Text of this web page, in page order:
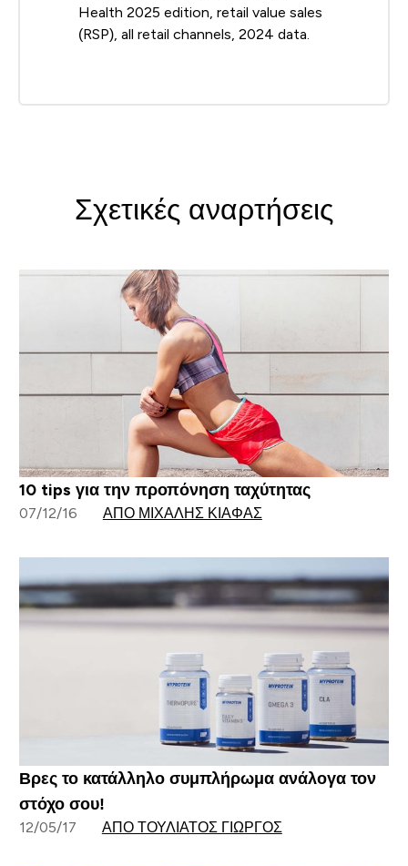
Health 2025 edition, retail value sales
(RSP), all retail channels, 2024 data.
Σχετικές αναρτήσεις
10 tips για την προπόνηση ταχύτητας
07/12/16 ΑΠΌ ΜΙΧΆΛΗΣ ΚΙΆΦΑΣ
Βρες το κατάλληλο συμπλήρωμα ανάλογα τον
στόχο σου!
12/05/17 ΑΠΌ ΤΟΥΛΙΆΤΟΣ ΓΙΏΡΓΟΣ